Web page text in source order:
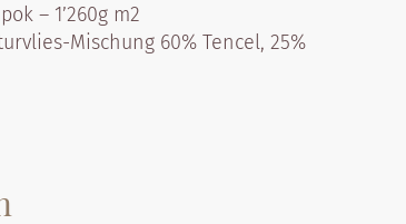
– 1’260g m2
Mischung 60% Tencel, 25%